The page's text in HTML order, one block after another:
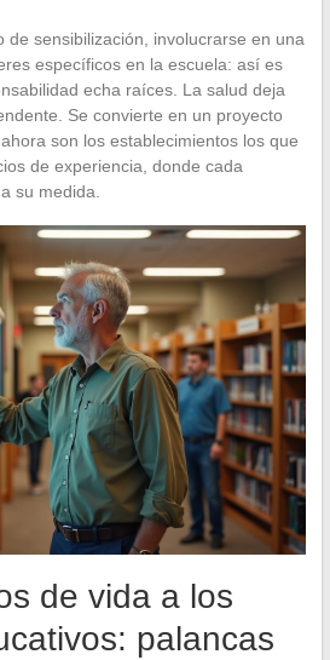
de sensibilización, involucrarse en una
específicos en la escuela: así es
echa raíces. La salud deja
Se convierte en un proyecto
son los establecimientos los que
de experiencia, donde cada
su medida.
de vida a los
palancas